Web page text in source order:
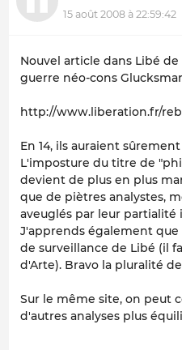
15 août 2008 à 22:59:42
Nouvel article dans Libé
guerre néo-cons
http://www.liberation.fr/
En 14, ils auraient
L'imposture du titre de
devient de plus en plus
que de piètres analystes,
aveuglés par leur partialité
J'apprends également que
de surveillance de Libé (il
d'Arte). Bravo la pluralité
Sur le même site, on peut
d'autres analyses plus